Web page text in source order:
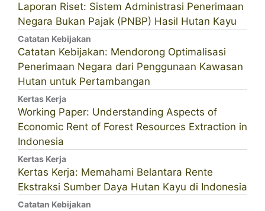
Laporan Riset: Sistem Administrasi Penerimaan
Negara Bukan Pajak (PNBP) Hasil Hutan Kayu
Catatan Kebijakan
Catatan Kebijakan: Mendorong Optimalisasi
Penerimaan Negara dari Penggunaan Kawasan
Hutan untuk Pertambangan
Kertas Kerja
Working Paper: Understanding Aspects of
Economic Rent of Forest Resources Extraction in
Indonesia
Kertas Kerja
Kertas Kerja: Memahami Belantara Rente
Ekstraksi Sumber Daya Hutan Kayu di Indonesia
Catatan Kebijakan